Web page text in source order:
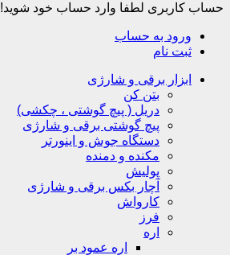
حساب کاربری لطفا وارد حساب خود شوید!
ورود به حساب
ثبت نام
ابزار برقی و شارژی
بتن کن
دریل ( پیچ گوشتی ، چکشی)
پیچ گوشتی برقی و شارژی
دستگاه جوش و اینورتر
مکنده و دمنده
پولیش
آچار بکس برقی و شارژی
کارواش
فرز
اره
اره عمود بر